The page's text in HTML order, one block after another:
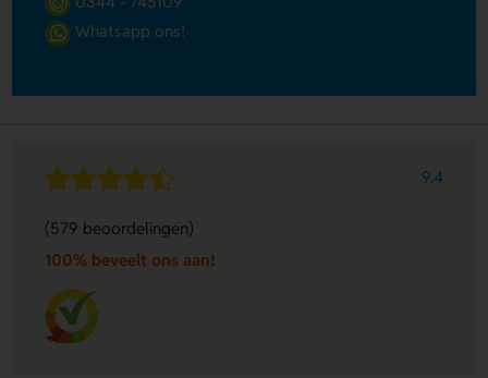
Whatsapp ons!
9.4
(579 beoordelingen)
100% beveelt ons aan!